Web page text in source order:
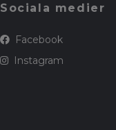
Sociala medier
Facebook
Instagram